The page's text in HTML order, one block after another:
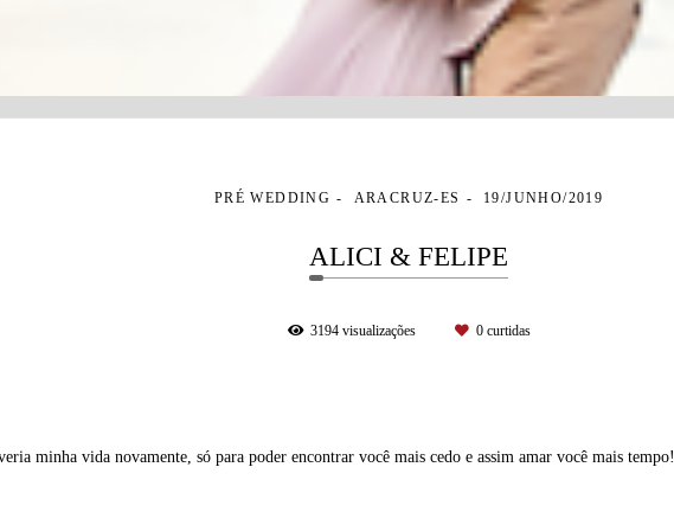
PRÉ WEDDING ARACRUZ-ES 19/JUNHO/2019
ALICI & FELIPE
3194visualizações 0curtidas
minha vida novamente, só para poder encontrar você mais cedo e assim amar você mais tempo!